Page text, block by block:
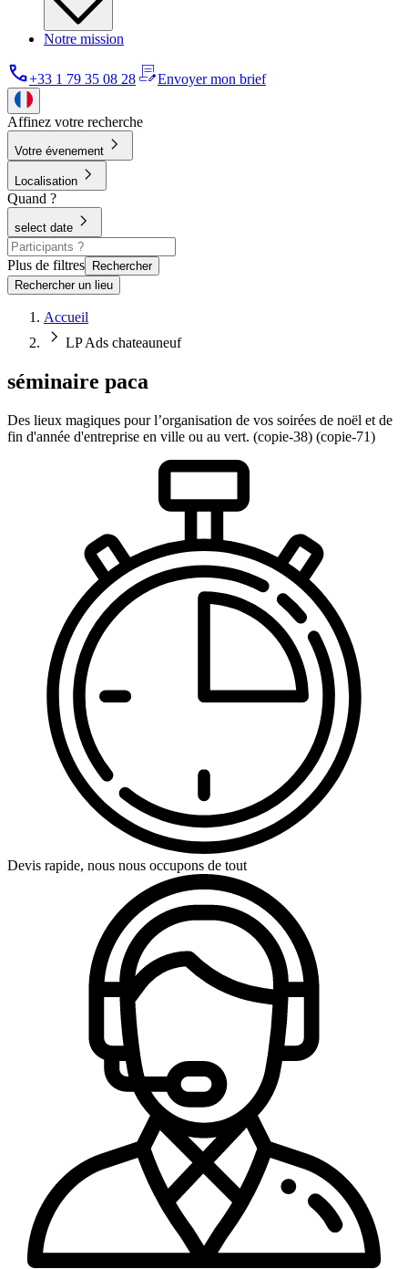
Notre mission
+33 1 79 35 08 28 Envoyer mon brief
Affinez votre recherche
Votre évenement
Localisation
Quand ?
select date
Plus de filtres
Rechercher
Rechercher un lieu
Accueil
LP Ads chateauneuf
séminaire paca
Des lieux magiques pour l’organisation de vos soirées de noël et de
fin d'année d'entreprise en ville ou au vert. (copie-38) (copie-71)
Devis rapide, nous nous occupons de tout